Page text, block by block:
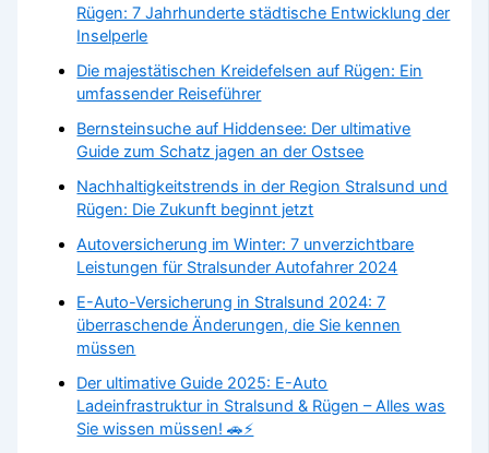
Rügen: 7 Jahrhunderte städtische Entwicklung der
Inselperle
Die majestätischen Kreidefelsen auf Rügen: Ein
umfassender Reiseführer
Bernsteinsuche auf Hiddensee: Der ultimative
Guide zum Schatz jagen an der Ostsee
Nachhaltigkeitstrends in der Region Stralsund und
Rügen: Die Zukunft beginnt jetzt
Autoversicherung im Winter: 7 unverzichtbare
Leistungen für Stralsunder Autofahrer 2024
E-Auto-Versicherung in Stralsund 2024: 7
überraschende Änderungen, die Sie kennen
müssen
Der ultimative Guide 2025: E-Auto
Ladeinfrastruktur in Stralsund & Rügen – Alles was
Sie wissen müssen! 🚗⚡